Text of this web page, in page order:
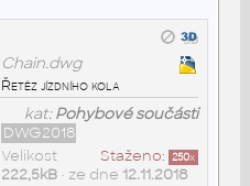
Chain.dwg
Řetěz jízdního kola
kat:Pohybové součásti
DWG2018
Staženo: 250x
Velikost
222,5kB• ze dne 12.11.2018